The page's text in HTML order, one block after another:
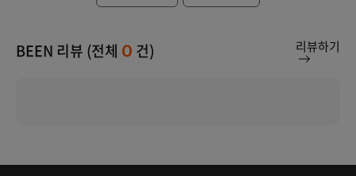
BEEN 리뷰 (전체 0 건) 리뷰하기